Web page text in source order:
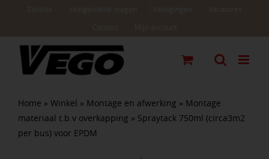
Home » Winkel » Montage en afwerking » Montage
materiaal t.b.v overkapping » Spraytack 750ml (circa3m2
per bus) voor EPDM